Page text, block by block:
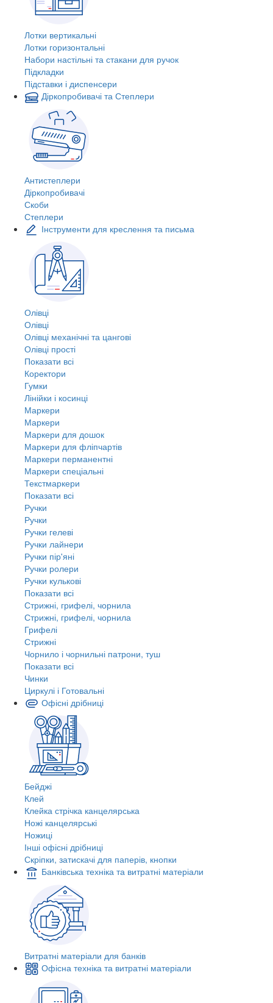
Лотки вертикальні
Лотки горизонтальні
Набори настільні та стакани для ручок
Підкладки
Підставки і диспенсери
Діркопробивачі та Степлери
Антистеплери
Діркопробивачі
Скоби
Степлери
Інструменти для креслення та письма
Олівці
Олівці
Олівці механічні та цангові
Олівці прості
Показати всі
Коректори
Гумки
Лінійки і косинці
Маркери
Маркери
Маркери для дошок
Маркери для фліпчартів
Маркери перманентні
Маркери спеціальні
Текстмаркери
Показати всі
Ручки
Ручки
Ручки гелеві
Ручки лайнери
Ручки пір'яні
Ручки ролери
Ручки кулькові
Показати всі
Стрижні, грифелі, чорнила
Стрижні, грифелі, чорнила
Грифелі
Стрижні
Чорнило і чорнильні патрони, туш
Показати всі
Чинки
Циркулі і Готовальні
Офісні дрібниці
Бейджі
Клей
Клейка стрічка канцелярська
Ножі канцелярські
Ножиці
Інші офісні дрібниці
Скріпки, затискачі для паперів, кнопки
Банківська техніка та витратні матеріали
Витратні матеріали для банків
Офісна техніка та витратні матеріали